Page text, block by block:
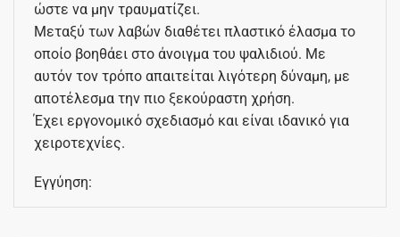
ώστε να μην τραυματίζει.
Μεταξύ των λαβών διαθέτει πλαστικό έλασμα το
οποίο βοηθάει στο άνοιγμα του ψαλιδιού. Με
αυτόν τον τρόπο απαιτείται λιγότερη δύναμη, με
αποτέλεσμα την πιο ξεκούραστη χρήση.
Έχει εργονομικό σχεδιασμό και είναι ιδανικό για
χειροτεχνίες.
Εγγύηση: